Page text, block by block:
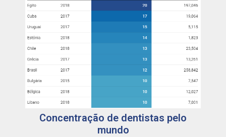
Concentração de dentistas pelo
mundo